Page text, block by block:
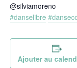
@silviamoreno
#danselibre
Ajouter au